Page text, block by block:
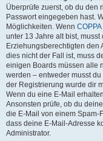
Überprüfe zuerst, ob du den
Passwort eingegeben hast.
Möglichkeiten. Wenn COPPA
unter 13 Jahre alt bist,
Erziehungsberechtigten den
dies nicht der Fall ist, muss
einigen Boards müssen alle
werden – entweder musst
der Registrierung wurde dir
Wenn du eine E-Mail
Ansonsten prüfe, ob du
die E-Mail von einem Spam-
dass deine E-Mail-Adresse
Administrator.